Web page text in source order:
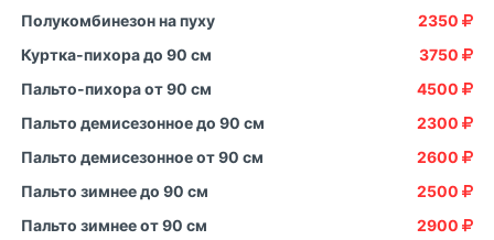
Полукомбинезон на пуху
2350
Куртка-пихора до 90 см
3750
Пальто-пихора от 90 см
4500
Пальто демисезонное до 90 см
2300
Пальто демисезонное от 90 см
2600
Пальто зимнее до 90 см
2500
Пальто зимнее от 90 см
2900